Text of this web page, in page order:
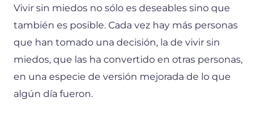
Vivir sin miedos no sólo es deseables sino que
también es posible. Cada vez hay más personas
que han tomado una decisión, la de vivir sin
miedos, que las ha convertido en otras personas,
en una especie de versión mejorada de lo que
algún día fueron.